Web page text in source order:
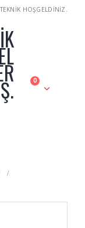
HOŞGELDİNİZ.
0